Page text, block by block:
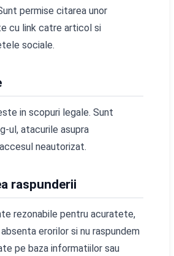
permise citarea unor
cu link catre articol si
sociale.
in scopuri legale. Sunt
ul, atacurile asupra
neautorizat.
raspunderii
rezonabile pentru acuratete,
erorilor si nu raspundem
pe baza informatiilor sau